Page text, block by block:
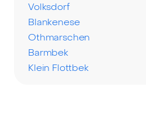
Volksdorf
Blankenese
Othmarschen
Barmbek
Klein Flottbek